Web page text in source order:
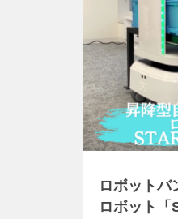
ロボットバ
ロボット